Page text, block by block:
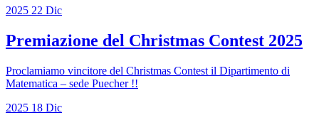
2025 22 Dic
Premiazione del Christmas Contest 2025
Proclamiamo vincitore del Christmas Contest il Dipartimento di
Matematica – sede Puecher !!
2025 18 Dic